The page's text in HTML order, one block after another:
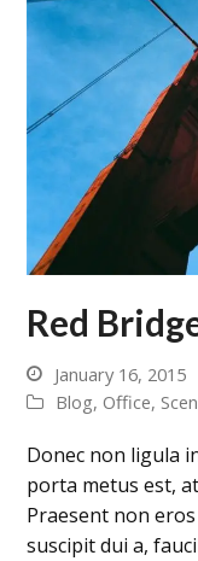
Red
January 16, 2015
Blog,Office,
Donec non ligula
porta metus est,
Praesent non
suscipit dui a,